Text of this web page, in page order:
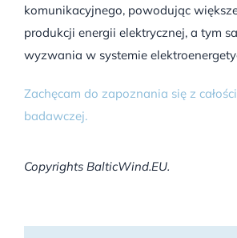
komunikacyjnego, powodując
produkcji energii elektrycznej, a tym
wyzwania w systemie
Zachęcam do zapoznania się z
badawczej.
Copyrights BalticWind.EU.